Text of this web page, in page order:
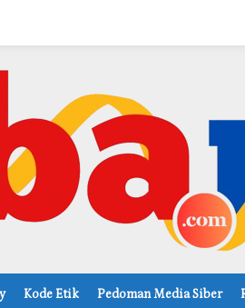
Kode Etik Pedoman Media Siber